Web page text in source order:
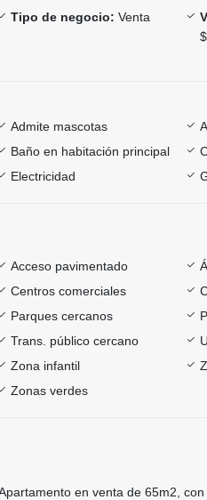
Tipo de negocio: Venta
Admite mascotas
Baño en habitación principal
Electricidad
Acceso pavimentado
Centros comerciales
Parques cercanos
Trans. público cercano
Zona infantil
Zonas verdes
en venta de 65m2,